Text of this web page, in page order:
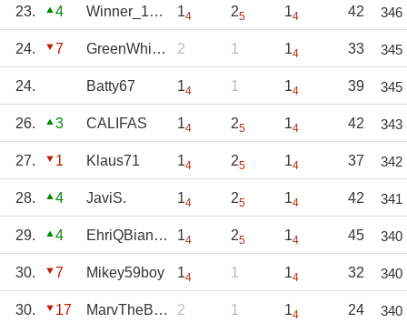
23. 4 Winner_1902 14 25 14 42 346
24. 7 GreenWhitePower 2 1 14 33 345
24. Batty67 14 1 14 39 345
26. 3 CALIFAS 14 25 14 42 343
27. 1 Klaus71 14 25 14 37 342
28. 4 JaviS. 14 25 14 42 341
29. 4 EhriQBianco 14 25 14 45 340
30. 7 Mikey59boy 14 1 14 32 340
30. 17 MarvTheBengal 2 1 14 24 340